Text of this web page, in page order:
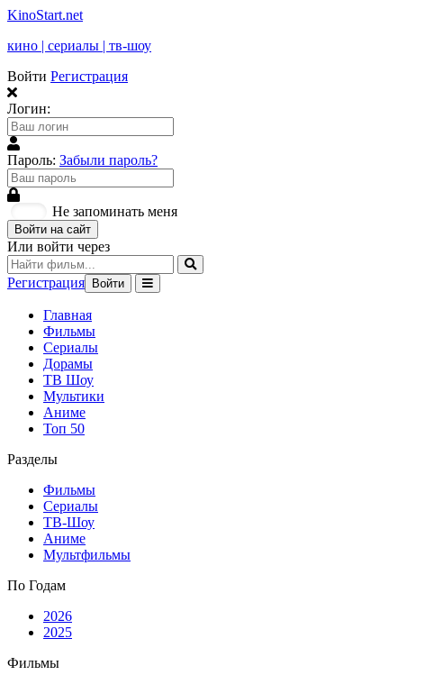
KinoStart.net
кино | сериалы | тв-шоу
Войти Регистрация
Логин:
Пароль: Забыли пароль?
Не запоминать меня
Войти на сайт
Или войти через
Регистрация Войти
Главная
Фильмы
Сериалы
Дорамы
ТВ Шоу
Мультики
Аниме
Топ 50
Разделы
Фильмы
Сериалы
ТВ-Шоу
Аниме
Мультфильмы
По Годам
2026
2025
Фильмы